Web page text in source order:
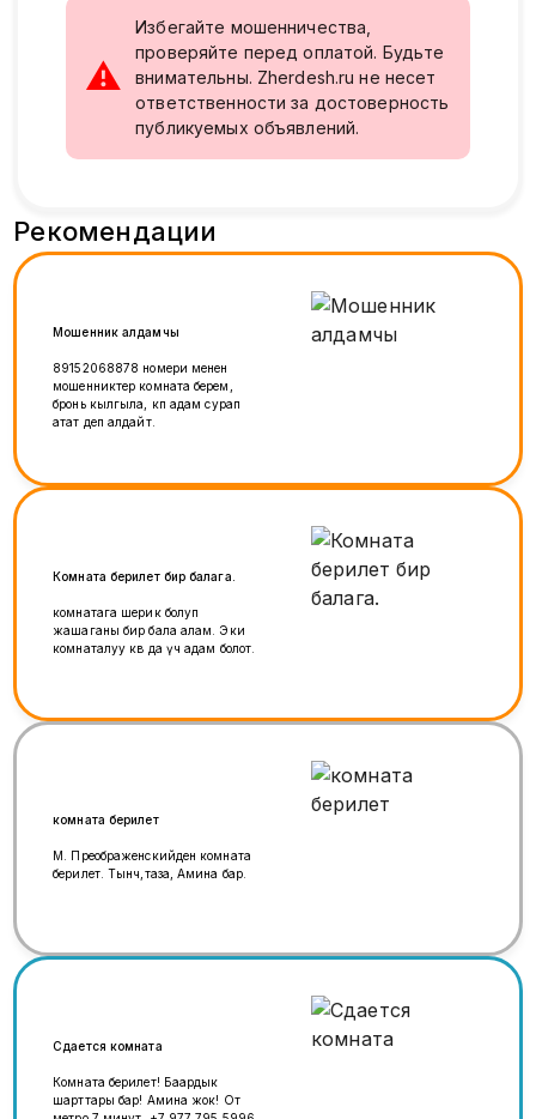
⚠
Избегайте мошенничества,
проверяйте перед оплатой. Будьте
внимательны. Zherdesh.ru не несет
ответственности за достоверность
публикуемых объявлений.
Рекомендации
Мошенник алдамчы
89152068878 номери менен
мошенниктер комната берем,
бронь кылгыла, көп адам сурап
атат деп алдайт.
Комната берилет бир балага.
комнатага шерик болуп
жашаганы бир бала алам. Эки
комнаталуу кв да үч адам болот.
комната берилет
М. Преображенскийден комната
берилет. Тынч,таза, Амина бар.
Сдается комната
Комната берилет! Баардык
шарттары бар! Амина жок! От